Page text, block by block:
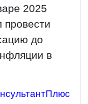
2025
провести
до
в